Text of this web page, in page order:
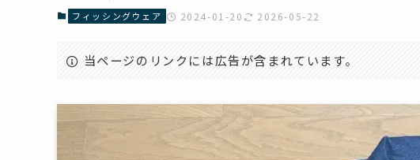
フィッシングウェア 2024-01-20 2026-05-22
当ページのリンクには広告が含まれています。